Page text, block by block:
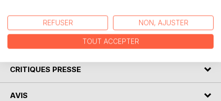
ma même façon dans un miroir.
CRITIQUES PRESSE
AVIS
REFUSER NON, AJUSTER
TOUT ACCEPTER